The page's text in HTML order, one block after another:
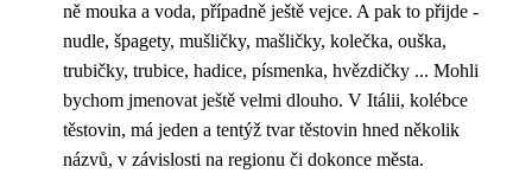
ně mouka a voda, případně ještě vejce. A pak to přijde -
nudle, špagety, mušličky, mašličky, kolečka, ouška,
trubičky, trubice, hadice, písmenka, hvězdičky ... Mohli
bychom jmenovat ještě velmi dlouho. V Itálii, kolébce
těstovin, má jeden a tentýž tvar těstovin hned několik
názvů, v závislosti na regionu či dokonce města.